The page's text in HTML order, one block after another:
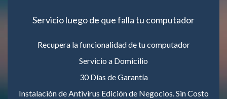
Servicio luego de que falla tu computador
Recupera la funcionalidad de tu computador
Servicio a Domicilio
30 Días de Garantía
Instalación de Antivirus Edición de Negocios. Sin Costo